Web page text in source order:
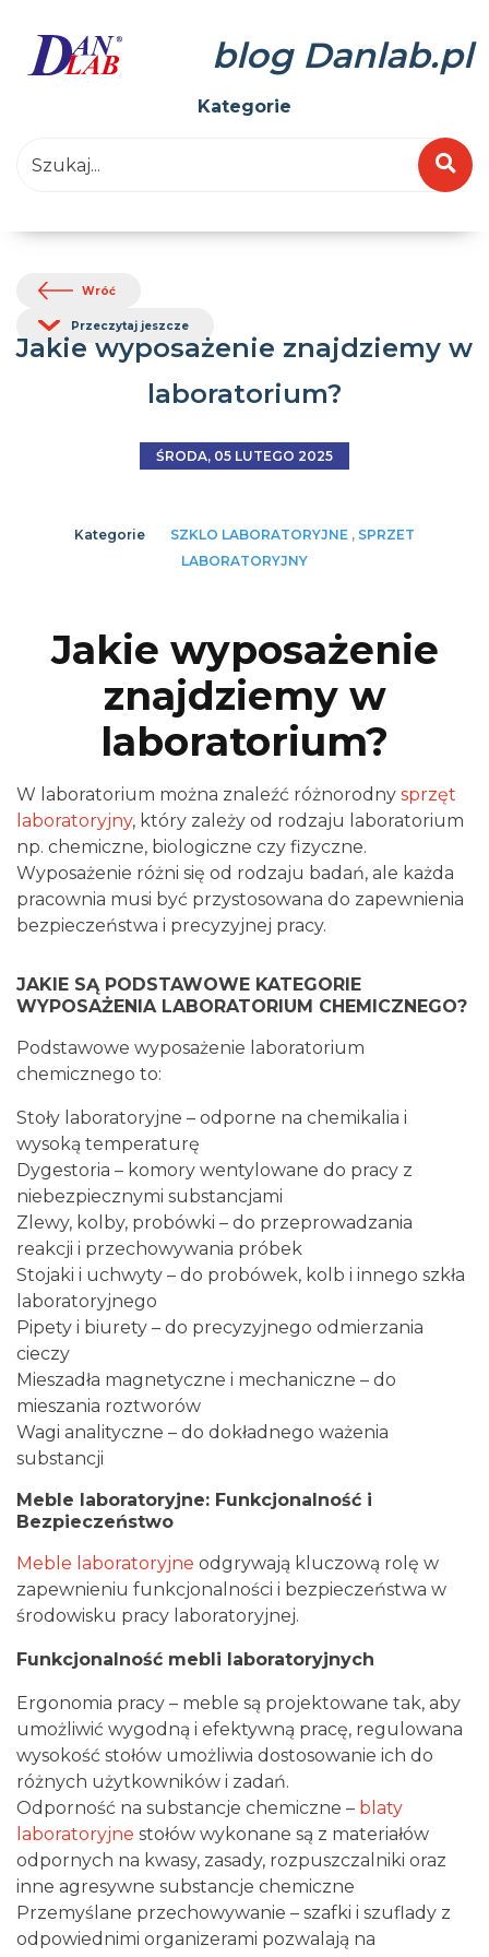
blog Danlab.pl
Kategorie
Wróć
Przeczytaj jeszcze
Jakie wyposażenie znajdziemy w
laboratorium?
ŚRODA, 05 LUTEGO 2025
Kategorie SZKLO LABORATORYJNE , SPRZET
LABORATORYJNY
Jakie wyposażenie
znajdziemy w
laboratorium?
W laboratorium można znaleźć różnorodny sprzęt
laboratoryjny, który zależy od rodzaju laboratorium
np. chemiczne, biologiczne czy fizyczne.
Wyposażenie różni się od rodzaju badań, ale każda
pracownia musi być przystosowana do zapewnienia
bezpieczeństwa i precyzyjnej pracy.
JAKIE SĄ PODSTAWOWE KATEGORIE
WYPOSAŻENIA LABORATORIUM CHEMICZNEGO?
Podstawowe wyposażenie laboratorium
chemicznego to:
Stoły laboratoryjne – odporne na chemikalia i
wysoką temperaturę
Dygestoria – komory wentylowane do pracy z
niebezpiecznymi substancjami
Zlewy, kolby, probówki – do przeprowadzania
reakcji i przechowywania próbek
Stojaki i uchwyty – do probówek, kolb i innego szkła
laboratoryjnego
Pipety i biurety – do precyzyjnego odmierzania
cieczy
Mieszadła magnetyczne i mechaniczne – do
mieszania roztworów
Wagi analityczne – do dokładnego ważenia
substancji
Meble laboratoryjne: Funkcjonalność i
Bezpieczeństwo
Meble laboratoryjne odgrywają kluczową rolę w
zapewnieniu funkcjonalności i bezpieczeństwa w
środowisku pracy laboratoryjnej.
Funkcjonalność mebli laboratoryjnych
Ergonomia pracy – meble są projektowane tak, aby
umożliwić wygodną i efektywną pracę, regulowana
wysokość stołów umożliwia dostosowanie ich do
różnych użytkowników i zadań.
Odporność na substancje chemiczne – blaty
laboratoryjne stołów wykonane są z materiałów
odpornych na kwasy, zasady, rozpuszczalniki oraz
inne agresywne substancje chemiczne
Przemyślane przechowywanie – szafki i szuflady z
odpowiednimi organizerami pozwalają na